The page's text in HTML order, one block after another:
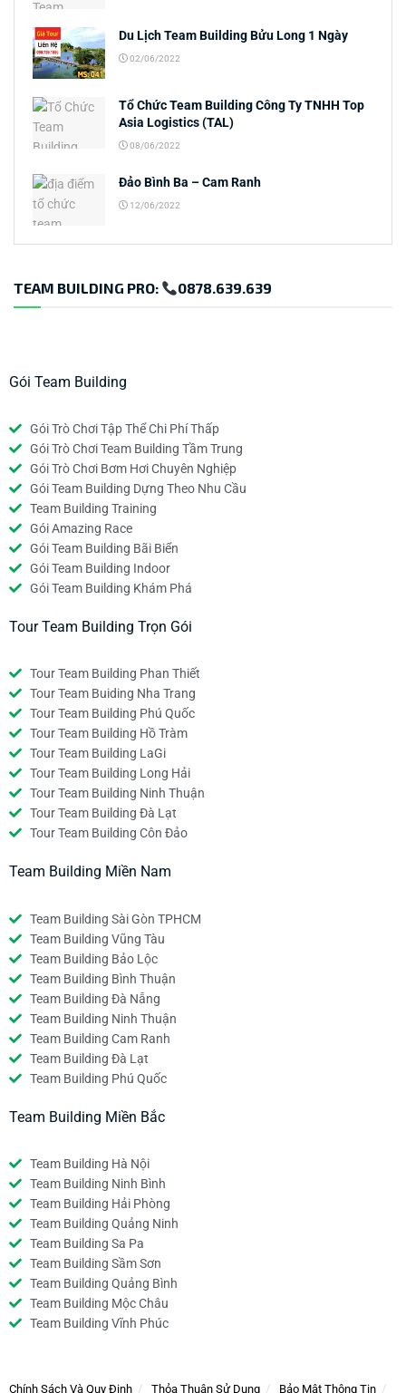
Du Lịch Team Building Bửu Long 1 Ngày
02/06/2022
Tổ Chức Team Building Công Ty TNHH Top
Asia Logistics (TAL)
08/06/2022
Đảo Bình Ba – Cam Ranh
12/06/2022
TEAM BUILDING PRO: 0878.639.639
Gói Team Building
Gói Trò Chơi Tập Thể Chi Phí Thấp
Gói Trò Chơi Team Building Tầm Trung
Gói Trò Chơi Bơm Hơi Chuyên Nghiệp
Gói Team Building Dựng Theo Nhu Cầu
Team Building Training
Gói Amazing Race
Gói Team Building Bãi Biển
Gói Team Building Indoor
Gói Team Building Khám Phá
Tour Team Building Trọn Gói
Tour Team Building Phan Thiết
Tour Team Buiding Nha Trang
Tour Team Building Phú Quốc
Tour Team Building Hồ Tràm
Tour Team Building LaGi
Tour Team Building Long Hải
Tour Team Building Ninh Thuận
Tour Team Building Đà Lạt
Tour Team Building Côn Đảo
Team Building Miền Nam
Team Building Sài Gòn TPHCM
Team Building Vũng Tàu
Team Building Bảo Lộc
Team Building Bình Thuận
Team Building Đà Nẵng
Team Building Ninh Thuận
Team Building Cam Ranh
Team Building Đà Lạt
Team Building Phú Quốc
Team Building Miền Bắc
Team Building Hà Nội
Team Building Ninh Bình
Team Building Hải Phòng
Team Building Quảng Ninh
Team Building Sa Pa
Team Building Sầm Sơn
Team Building Quảng Bình
Team Building Mộc Châu
Team Building Vĩnh Phúc
Chính Sách Và Quy Định Thỏa Thuận Sử Dụng Bảo Mật Thông Tin